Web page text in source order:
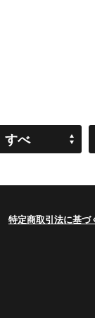
すべ
特定商取引法に基づ